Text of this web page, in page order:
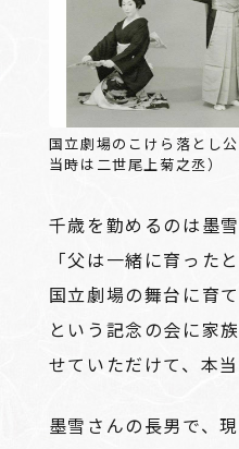
国立劇場のこけら落とし
当時は二世尾上菊之丞）
千歳を勤めるのは墨
「父は一緒に育った
国立劇場の舞台に育
という記念の会に家
せていただけて、本当
墨雪さんの長男で、